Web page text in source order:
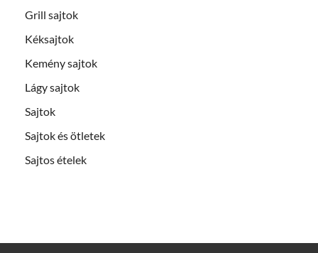
Grill sajtok
Kéksajtok
Kemény sajtok
Lágy sajtok
Sajtok
Sajtok és ötletek
Sajtos ételek